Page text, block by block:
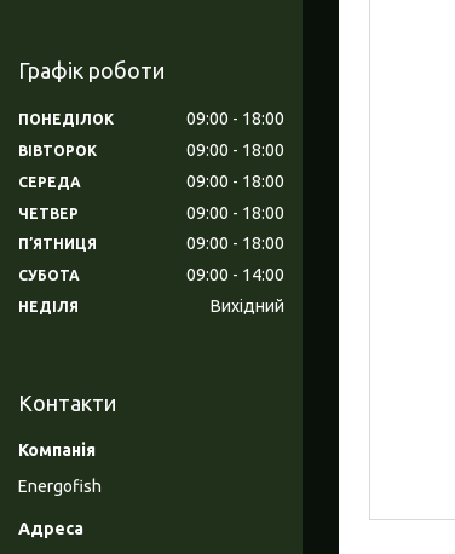
Графік роботи
ПОНЕДІЛОК 09:00 18:00
ВІВТОРОК 09:00 18:00
СЕРЕДА 09:00 18:00
ЧЕТВЕР 09:00 18:00
ПʼЯТНИЦЯ 09:00 18:00
СУБОТА 09:00 14:00
НЕДІЛЯ Вихідний
Контакти
Energofish